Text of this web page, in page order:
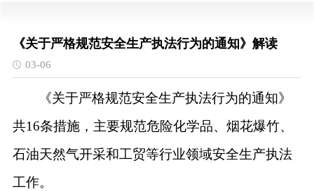
《关于严格规范安全生产执法行为的通知》解读
03-06
《关于严格规范安全生产执法行为的通知》
共16条措施，主要规范危险化学品、烟花爆竹、
石油天然气开采和工贸等行业领域安全生产执法
工作。